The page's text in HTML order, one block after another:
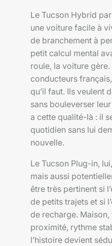
Le Tucson Hybrid
une voiture facile à
de branchement à
petit calcul mental
roule, la voiture
conducteurs
qu’il faut. Ils veulent
sans bouleverser
a cette qualité-là : il
quotidien sans lui
nouvelle.
Le Tucson Plug-in,
mais aussi
être très pertinent si
de petits trajets et si
de recharge.
proximité, rythme
l’histoire devient